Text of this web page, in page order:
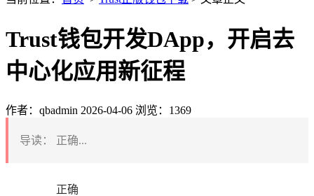
Trust钱包开发DApp，开启去
中心化应用新征程
作者：qbadmin 2026-04-06 浏览：1369
导读： 正确...
正确